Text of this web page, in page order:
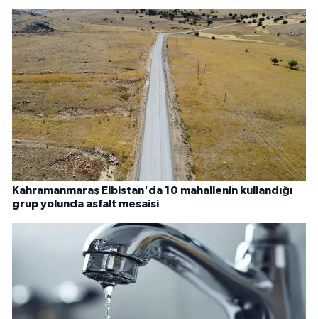
Kahramanmaraş Elbistan'da 10 mahallenin kullandığı
grup yolunda asfalt mesaisi